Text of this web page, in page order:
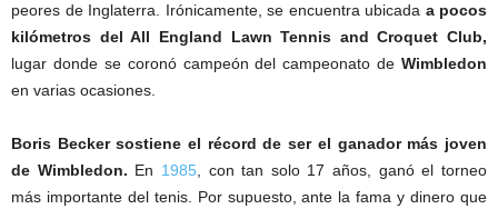
peores de Inglaterra. Irónicamente, se encuentra ubicada a pocos
kilómetros del All England Lawn Tennis and Croquet Club,
lugar donde se coronó campeón del campeonato de Wimbledon
en varias ocasiones.
Boris Becker sostiene el récord de ser el ganador más joven
de Wimbledon. En 1985, con tan solo 17 años, ganó el torneo
más importante del tenis. Por supuesto, ante la fama y dinero que